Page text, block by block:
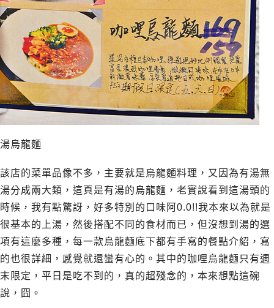
湯烏龍麵
該店的菜單品像不多，主要就是烏龍麵料理，又因為有湯無
湯分成兩大類，這頁是有湯的烏龍麵，老實說看到這湯頭的
時候，我有點驚訝，好多特別的口味阿0.0!!我本來以為就是
很基本的上湯，然後搭配不同的食材而已，但沒想到湯的選
項有這麼多種，每一款烏龍麵底下都有手寫的餐點介紹，寫
的也很詳細，感覺就還蠻有心的。其中的咖哩烏龍麵只有週
末限定，平日是吃不到的，真的超殘念的，本來想點這碗
說，囧。